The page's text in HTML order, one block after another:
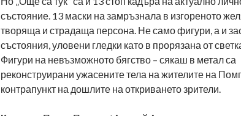
състояние. 13 маски на замръзнала в изгореното
творяща и страдаща персона. Не само фигури, а и
състояния, уловени гледки като в прорязана от
Фигури на невъзможното бягство – сякаш в метал са
реконструирани ужасените тела на жителите на
контрапункт на дошлите на откриването зрители.